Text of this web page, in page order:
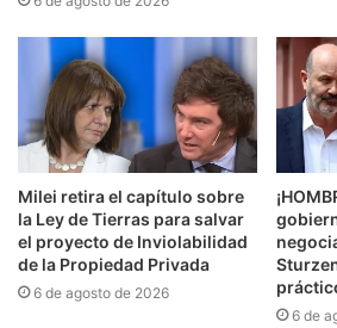
Milei retira el capítulo sobre
la Ley de Tierras para salvar
el proyecto de Inviolabilidad
de la Propiedad Privada
6 de agosto de 2026
6 de